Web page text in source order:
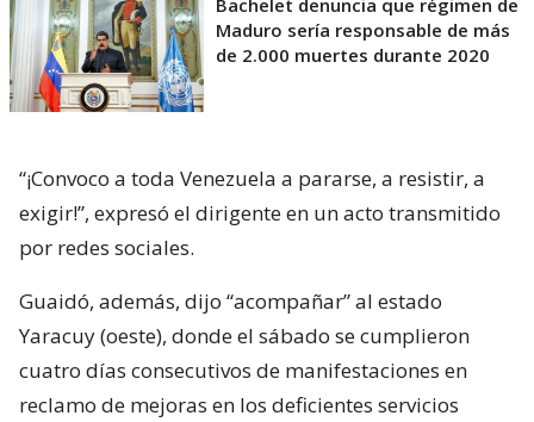
Maduro sería responsable de más
de 2.000 muertes durante 2020
“¡Convoco a toda Venezuela a pararse, a resistir, a
exigir!”, expresó el dirigente en un acto transmitido
por redes sociales.
Guaidó, además, dijo “acompañar” al estado
Yaracuy (oeste), donde el sábado se cumplieron
cuatro días consecutivos de manifestaciones en
reclamo de mejoras en los deficientes servicios